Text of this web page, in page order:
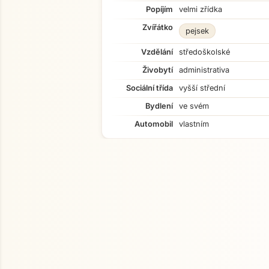
Popíjím
velmi zřídka
Zvířátko
pejsek
Vzdělání
středoškolské
Živobytí
administrativa
Sociální třída
vyšší střední
Bydlení
ve svém
Automobil
vlastním